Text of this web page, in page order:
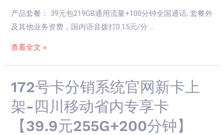
卡
【49
元
钟】
产品套餐： 39元包219GB通用流量+100分钟全国通话; 套餐外
及其他业务资费，国内语音拨打0.15元/分 …
官
网
卡
联
通
飞
查看全文 »
172号卡分销系统官网新卡上
架-四川移动省内专享卡
【39.9元255G+200分钟】
172
卡